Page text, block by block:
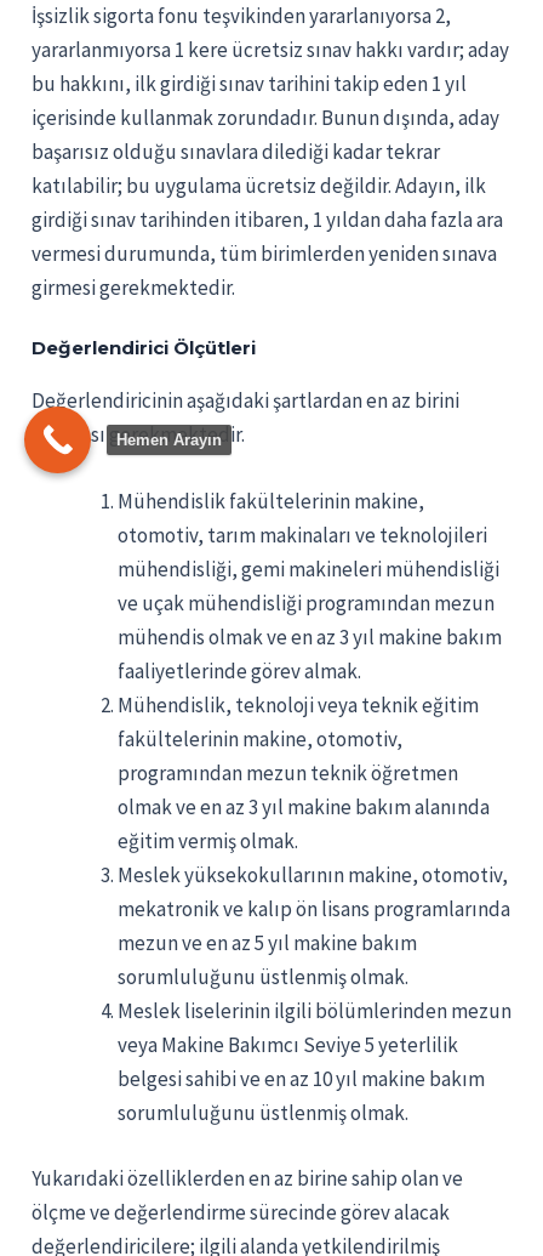
İşsizlik sigorta fonu teşvikinden yararlanıyorsa 2,
yararlanmıyorsa 1 kere ücretsiz sınav hakkı vardır; aday
bu hakkını, ilk girdiği sınav tarihini takip eden 1 yıl
içerisinde kullanmak zorundadır. Bunun dışında, aday
başarısız olduğu sınavlara dilediği kadar tekrar
katılabilir; bu uygulama ücretsiz değildir. Adayın, ilk
girdiği sınav tarihinden itibaren, 1 yıldan daha fazla ara
vermesi durumunda, tüm birimlerden yeniden sınava
girmesi gerekmektedir.
Değerlendirici Ölçütleri
Değerlendiricinin aşağıdaki şartlardan en az birini
taşıması gerekmektedir.
Mühendislik fakültelerinin makine,
otomotiv, tarım makinaları ve teknolojileri
mühendisliği, gemi makineleri mühendisliği
ve uçak mühendisliği programından mezun
mühendis olmak ve en az 3 yıl makine bakım
faaliyetlerinde görev almak.
Mühendislik, teknoloji veya teknik eğitim
fakültelerinin makine, otomotiv,
programından mezun teknik öğretmen
olmak ve en az 3 yıl makine bakım alanında
eğitim vermiş olmak.
Meslek yüksekokullarının makine, otomotiv,
mekatronik ve kalıp ön lisans programlarında
mezun ve en az 5 yıl makine bakım
sorumluluğunu üstlenmiş olmak.
Meslek liselerinin ilgili bölümlerinden mezun
veya Makine Bakımcı Seviye 5 yeterlilik
belgesi sahibi ve en az 10 yıl makine bakım
sorumluluğunu üstlenmiş olmak.
Yukarıdaki özelliklerden en az birine sahip olan ve
ölçme ve değerlendirme sürecinde görev alacak
değerlendiricilere; ilgili alanda yetkilendirilmiş
Hemen Arayın